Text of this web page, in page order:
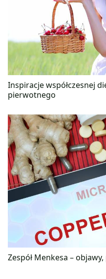
Inspiracje współczesnej
pierwotnego
Zespół Menkesa –